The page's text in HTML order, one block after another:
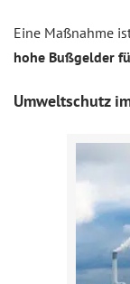
Eine Maßnahme
hohe Bußgelder
Umweltschutz